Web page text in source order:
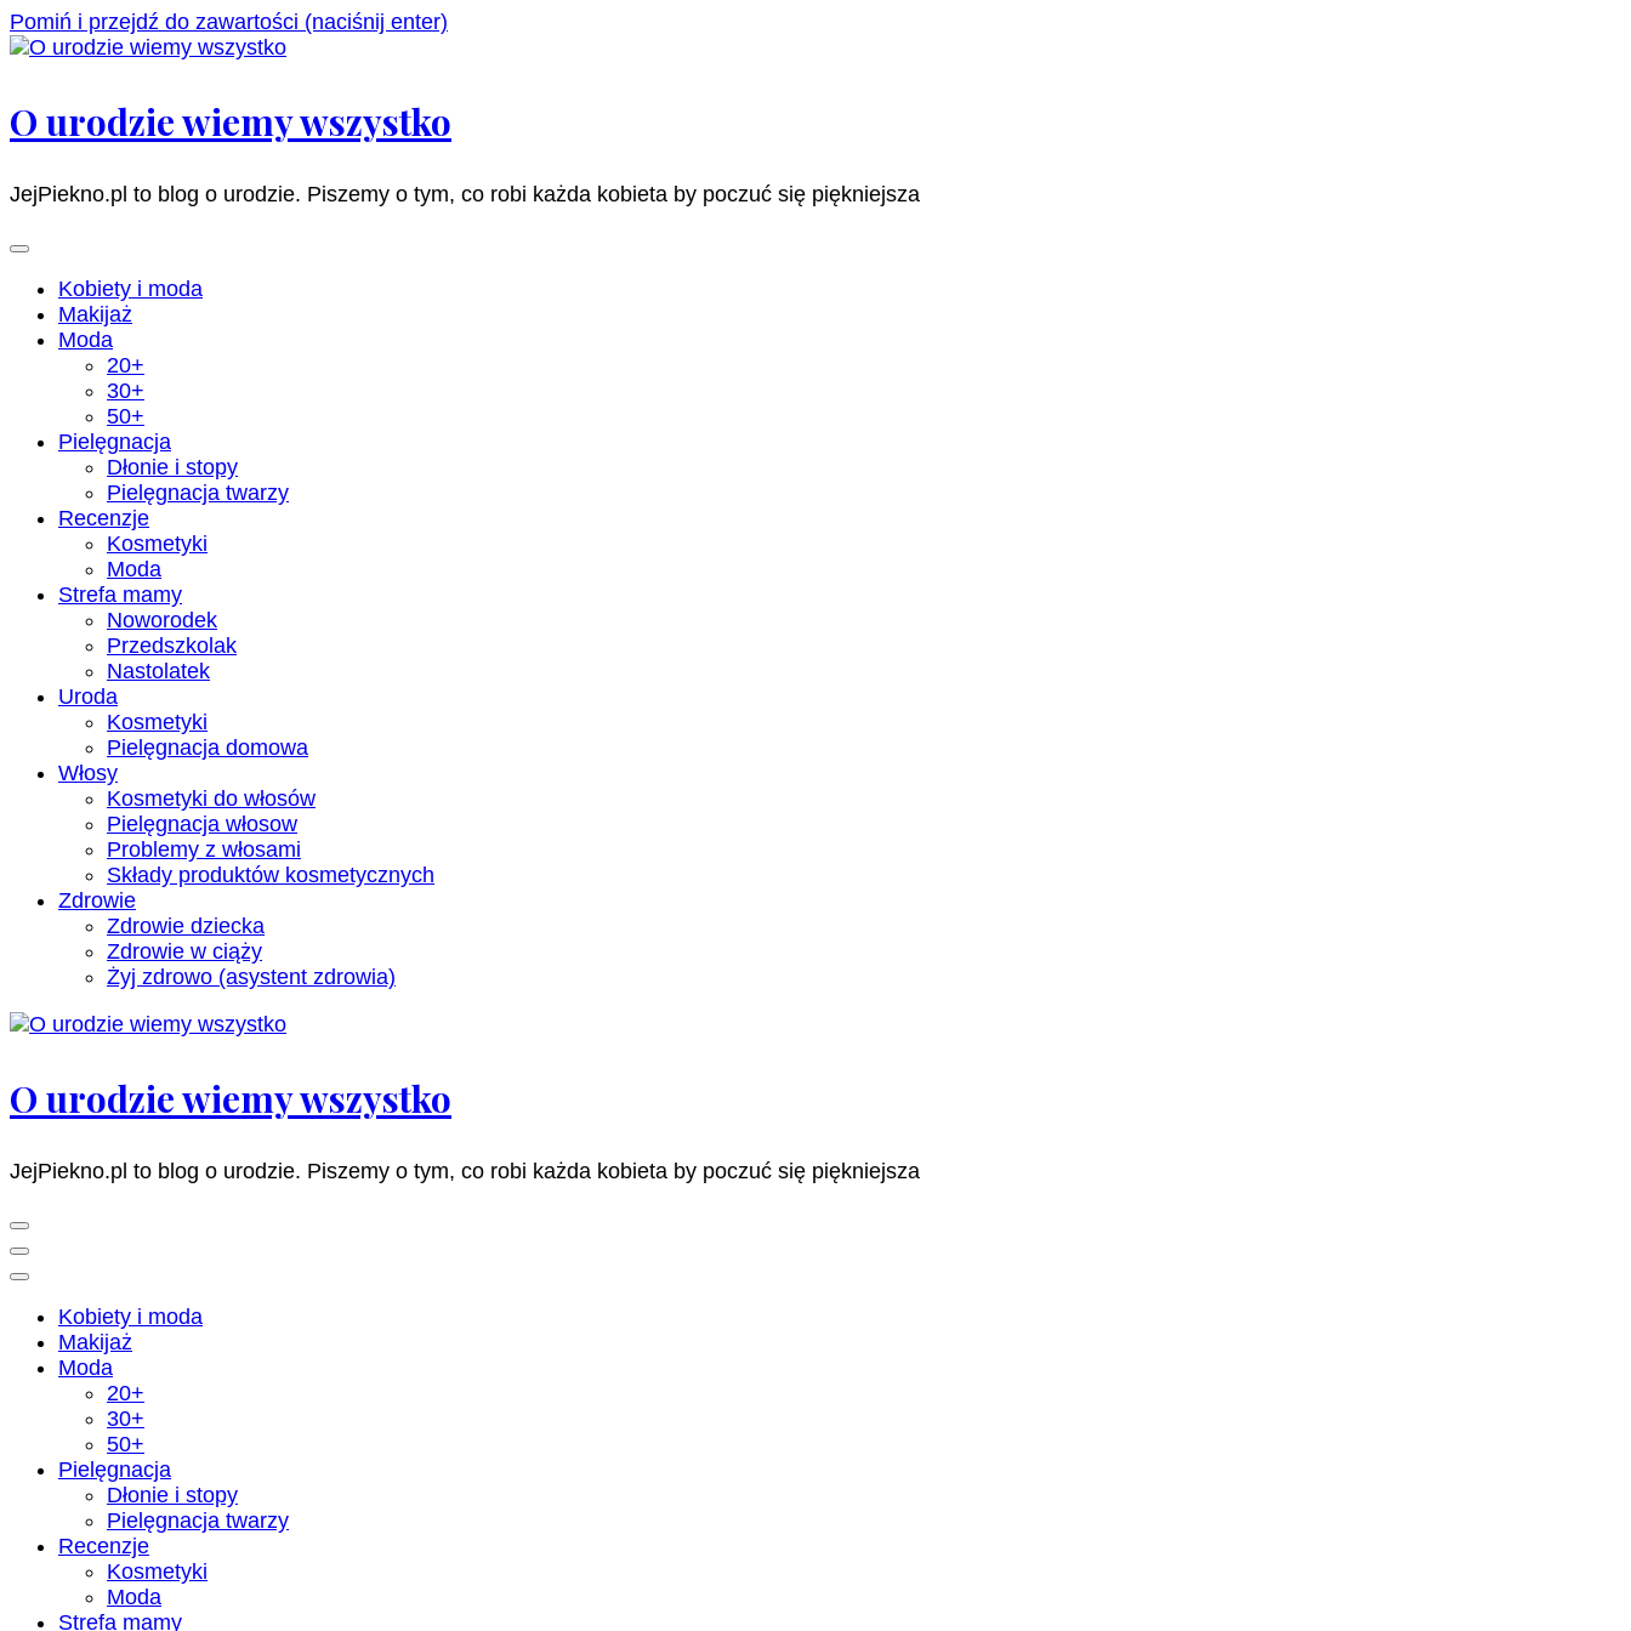
Pomiń i przejdź do zawartości (naciśnij enter)
O urodzie wiemy wszystko
JejPiekno.pl to blog o urodzie. Piszemy o tym, co robi każda kobieta by poczuć się piękniejsza
Kobiety i moda
Makijaż
Moda
20+
30+
50+
Pielęgnacja
Dłonie i stopy
Pielęgnacja twarzy
Recenzje
Kosmetyki
Moda
Strefa mamy
Noworodek
Przedszkolak
Nastolatek
Uroda
Kosmetyki
Pielęgnacja domowa
Włosy
Kosmetyki do włosów
Pielęgnacja włosow
Problemy z włosami
Składy produktów kosmetycznych
Zdrowie
Zdrowie dziecka
Zdrowie w ciąży
Żyj zdrowo (asystent zdrowia)
O urodzie wiemy wszystko
JejPiekno.pl to blog o urodzie. Piszemy o tym, co robi każda kobieta by poczuć się piękniejsza
Kobiety i moda
Makijaż
Moda
20+
30+
50+
Pielęgnacja
Dłonie i stopy
Pielęgnacja twarzy
Recenzje
Kosmetyki
Moda
Strefa mamy